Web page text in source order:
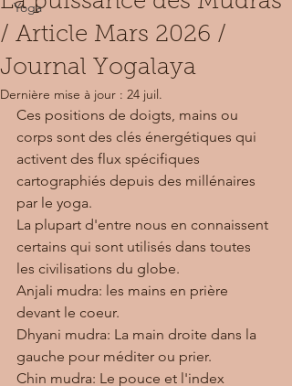
Yoga
/ Article Mars 2026 /
Journal Yogalaya
Dernière mise à jour : 24 juil.
Ces positions de doigts, mains ou
corps sont des clés énergétiques qui
activent des flux spécifiques
cartographiés depuis des millénaires
par le yoga.
La plupart d'entre nous en connaissent
certains qui sont utilisés dans toutes
les civilisations du globe.
Anjali mudra: les mains en prière
devant le coeur.
Dhyani mudra: La main droite dans la
gauche pour méditer ou prier.
Chin mudra: Le pouce et l'index